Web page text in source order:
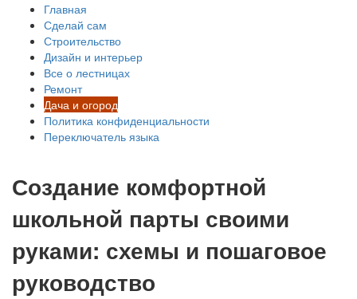
Главная
Сделай сам
Строительство
Дизайн и интерьер
Все о лестницах
Ремонт
Дача и огород
Политика конфиденциальности
Переключатель языка
Создание комфортной
школьной парты своими
руками: схемы и пошаговое
руководство